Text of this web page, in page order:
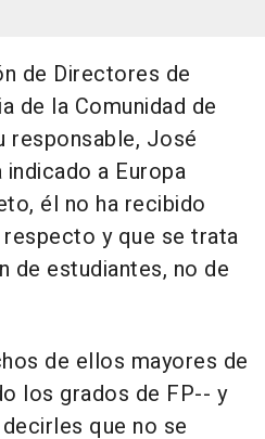
de Directores de
de la Comunidad de
responsable, José
a Europa
él no ha recibido
respecto y que se trata
de estudiantes, no de
de ellos mayores de
los grados de FP-- y
que no se